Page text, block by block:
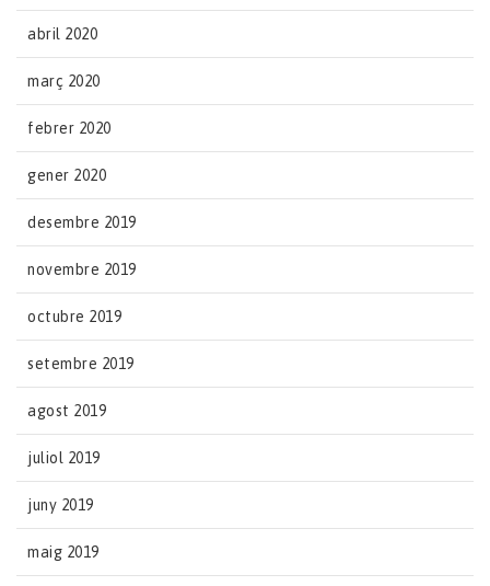
abril 2020
març 2020
febrer 2020
gener 2020
desembre 2019
novembre 2019
octubre 2019
setembre 2019
agost 2019
juliol 2019
juny 2019
maig 2019